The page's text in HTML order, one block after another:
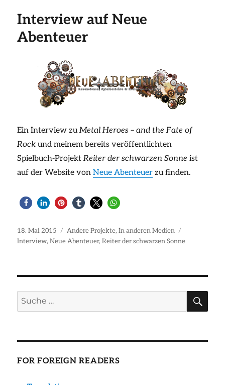
Interview auf Neue
Abenteuer
Ein Interview zuMetal Heroes – and the Fate of
Rock und meinem bereits veröffentlichten
Spielbuch-ProjektReiter der schwarzen Sonne ist
auf der Website vonNeue Abenteuer zu finden.
Veröffentlicht
am
18. Mai 2015 Kategorien
Andere Projekte,In anderen Medien
Interview,Neue Abenteuer,Reiter der schwarzen Sonne
Suche
nach:
FOR FOREIGN READERS